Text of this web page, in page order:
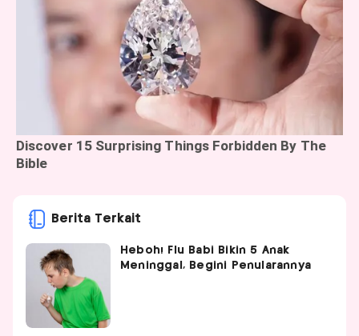
Berita Terkait
Heboh! Flu Babi Bikin 5 Anak
Meninggal, Begini Penularannya